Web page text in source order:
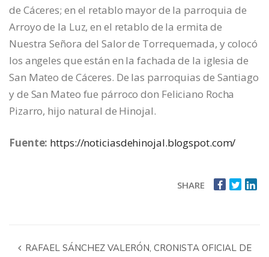
de Cáceres; en el retablo mayor de la parroquia de
Arroyo de la Luz, en el retablo de la ermita de
Nuestra Señora del Salor de Torrequemada, y colocó
los angeles que están en la fachada de la iglesia de
San Mateo de Cáceres. De las parroquias de Santiago
y de San Mateo fue párroco don Feliciano Rocha
Pizarro, hijo natural de Hinojal.
Fuente: https://noticiasdehinojal.blogspot.com/
SHARE
RAFAEL SÁNCHEZ VALERÓN, CRONISTA OFICIAL DE